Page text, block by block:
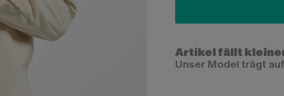
Artikel fällt
Unser Model trägt